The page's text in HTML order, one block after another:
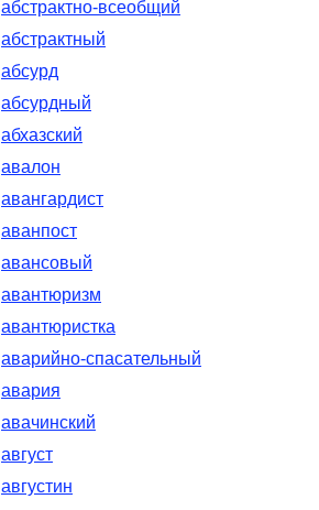
абстрактно-всеобщий
абстрактный
абсурд
абсурдный
абхазский
авалон
авангардист
аванпост
авансовый
авантюризм
авантюристка
аварийно-спасательный
авария
авачинский
август
августин